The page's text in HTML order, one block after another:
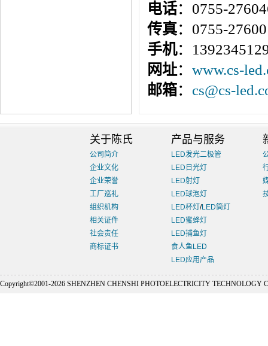
电话：0755-
传真：0755-
手机：
网址： www.cs-
邮箱： cs@cs-
关于陈氏
公司简介
企业文化
企业荣誉
工厂巡礼
组织机构
相关证件
社会责任
商标证书
产品与服务
LED发光二极管
LED日光灯
LED射灯
LED球泡灯
LED杯灯 /LED筒灯
LED蜜蜂灯
LED捕鱼灯
食人鱼LED
LED应用产品
Copyright©2001-2026 SHENZHEN CHENSHI PHOTOELECTRICITY TECHNOLOGY